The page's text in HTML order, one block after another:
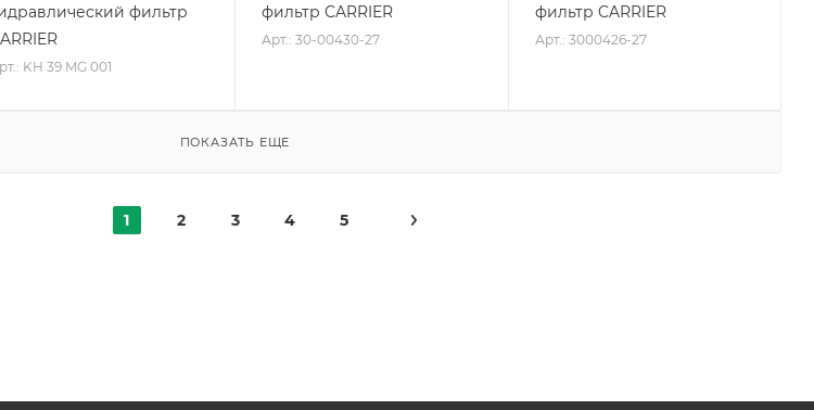
фильтр
KH 39 MG 001
фильтр CARRIER
Арт.: 30-00430-27
фильтр CARRIER
Арт.: 3000426-27
ПОКАЗАТЬ ЕЩЕ
1 2 3 4 5